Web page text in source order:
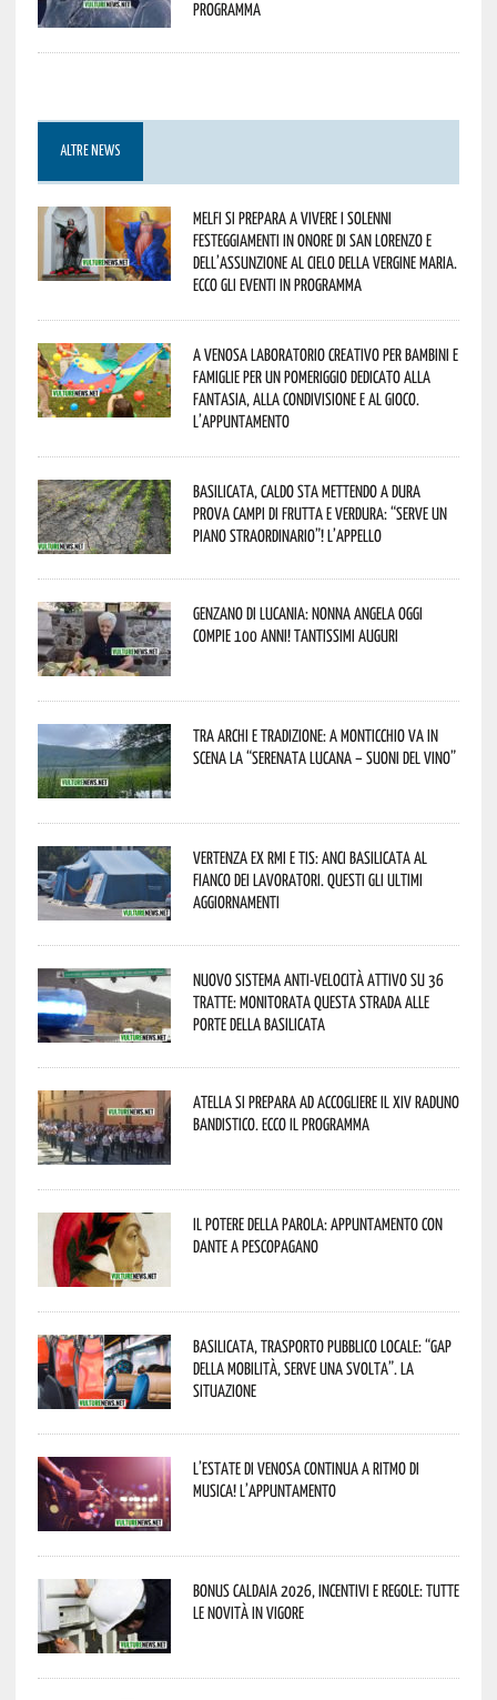
programma
ALTRE NEWS
Melfi si prepara a vivere i solenni
festeggiamenti in onore di San Lorenzo e
dell’assunzione al cielo della Vergine Maria.
Ecco gli eventi in programma
A Venosa laboratorio creativo per bambini e
famiglie per un pomeriggio dedicato alla
fantasia, alla condivisione e al gioco.
L’appuntamento
Basilicata, caldo sta mettendo a dura
prova campi di frutta e verdura: “Serve un
piano straordinario”! L’appello
Genzano di Lucania: nonna Angela oggi
compie 100 anni! Tantissimi auguri
Tra archi e tradizione: a Monticchio va in
scena la “Serenata lucana – suoni del vino”
Vertenza ex RMI e TIS: ANCI Basilicata al
fianco dei lavoratori. Questi gli ultimi
aggiornamenti
Nuovo sistema anti-velocità attivo su 36
tratte: monitorata questa strada alle
porte della Basilicata
Atella si prepara ad accogliere il XIV Raduno
Bandistico. Ecco il programma
Il Potere della parola: appuntamento con
Dante a Pescopagano
Basilicata, trasporto pubblico locale: “Gap
della mobilità, serve una svolta”. La
situazione
L’estate di Venosa continua a ritmo di
musica! L’appuntamento
Bonus caldaia 2026, incentivi e regole: tutte
le novità in vigore